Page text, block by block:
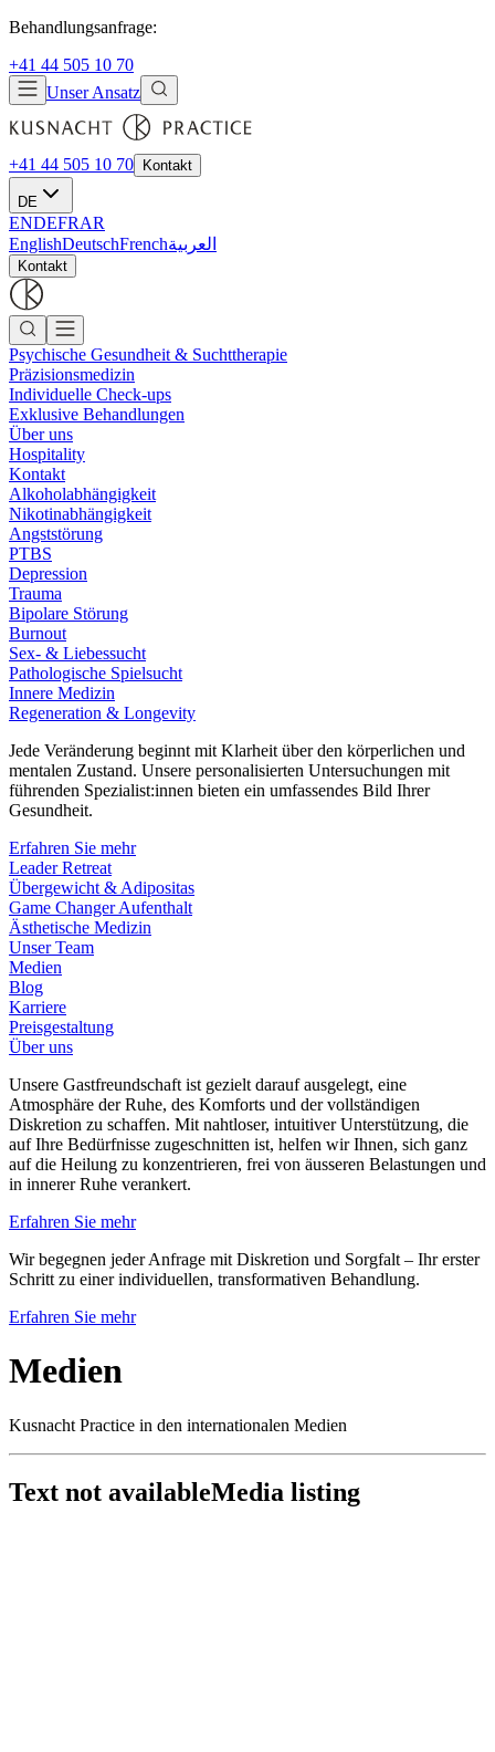
Behandlungsanfrage:
+41 44 505 10 70
Unser Ansatz
+41 44 505 10 70 Kontakt
DE
ENDEFRAR
EnglishDeutschFrenchالعربية
Kontakt
Psychische Gesundheit & Suchttherapie
Präzisionsmedizin
Individuelle Check-ups
Exklusive Behandlungen
Über uns
Hospitality
Kontakt
Alkoholabhängigkeit
Nikotinabhängigkeit
Angststörung
PTBS
Depression
Trauma
Bipolare Störung
Burnout
Sex- & Liebessucht
Pathologische Spielsucht
Innere Medizin
Regeneration & Longevity
Jede Veränderung beginnt mit Klarheit über den körperlichen und
mentalen Zustand. Unsere personalisierten Untersuchungen mit
führenden Spezialist:innen bieten ein umfassendes Bild Ihrer
Gesundheit.
Erfahren Sie mehr
Leader Retreat
Übergewicht & Adipositas
Game Changer Aufenthalt
Ästhetische Medizin
Unser Team
Medien
Blog
Karriere
Preisgestaltung
Über uns
Unsere Gastfreundschaft ist gezielt darauf ausgelegt, eine
Atmosphäre der Ruhe, des Komforts und der vollständigen
Diskretion zu schaffen. Mit nahtloser, intuitiver Unterstützung, die
auf Ihre Bedürfnisse zugeschnitten ist, helfen wir Ihnen, sich ganz
auf die Heilung zu konzentrieren, frei von äusseren Belastungen und
in innerer Ruhe verankert.
Erfahren Sie mehr
Wir begegnen jeder Anfrage mit Diskretion und Sorgfalt – Ihr erster
Schritt zu einer individuellen, transformativen Behandlung.
Erfahren Sie mehr
Medien
Kusnacht Practice in den internationalen Medien
Text not availableMedia listing